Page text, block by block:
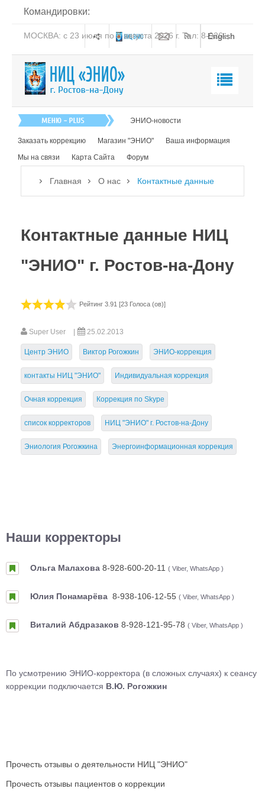
Командировки:
926- РОСТОВ-на-ДОНУ: с 14 по 20 августа 2026 г. Тел: 8-
English
Деятельность НИЦ "ЭНИО"
Чем можем помочь
Наши Представители
Магазин НИЦ "ЭНИО" г. Ростов-на-Дону
Видео Дня
Контактные данные
Эниология
Коррекция
Книга
Обучение
ЭНИО-новости
Заказать коррекцию Магазин "ЭНИО"
Ваша информация
Мы на связи
Карта Сайта Форум
Главная О нас Контактные данные
Контактные данные НИЦ
"ЭНИО" г. Ростов-на-Дону
Рейтинг 3.91 [23 Голоса (ов)]
Super User 25.02.2013
Центр ЭНИО Виктор Рогожкин ЭНИО-коррекция
контакты НИЦ "ЭНИО" Индивидуальная коррекция
Очная коррекция Коррекция по Skype
список корректоров НИЦ "ЭНИО" г. Ростов-на-Дону
Эниология Рогожкина Энергоинформационная коррекция
Наши корректоры
Ольга Малахова 8-928-600-20-11 ( Viber, WhatsApp )
Юлия Понамарёва 8-938-106-12-55 ( Viber, WhatsApp )
Виталий Абдразаков 8-928-121-95-78 ( Viber, WhatsApp )
По усмотрению ЭНИО-корректора (в сложных случаях) к сеансу
коррекции подключается В.Ю. Рогожкин
Прочесть отзывы о деятельности НИЦ "ЭНИО"
Прочесть отзывы пациентов о коррекции